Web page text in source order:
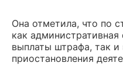
Она отметила, что по
как административная
выплаты штрафа, так и
приостановления